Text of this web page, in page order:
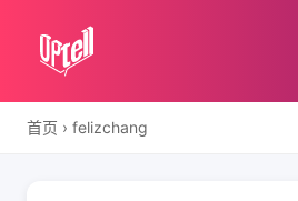
首页 › felizchang